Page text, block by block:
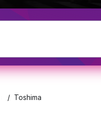
Toshima